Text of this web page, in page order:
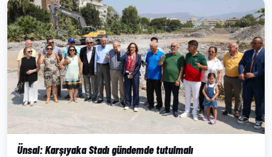
Ünsal: Karşıyaka Stadı gündemde tutulmalı